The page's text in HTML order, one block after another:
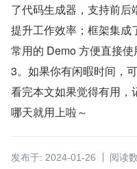
了代码生成器，支持前后
提升工作效率；框架集成
常用的 Demo 方便直接
3。如果你有闲暇时间，
看完本文如果觉得有用，
哪天就用上啦～
发布于: 2024-01-26 阅读